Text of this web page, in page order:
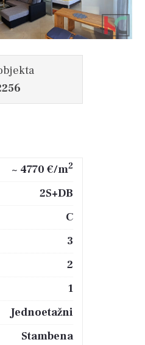
~ 4770 €/m2
2S+DB
C
3
2
1
Jednoetažni
Stambena